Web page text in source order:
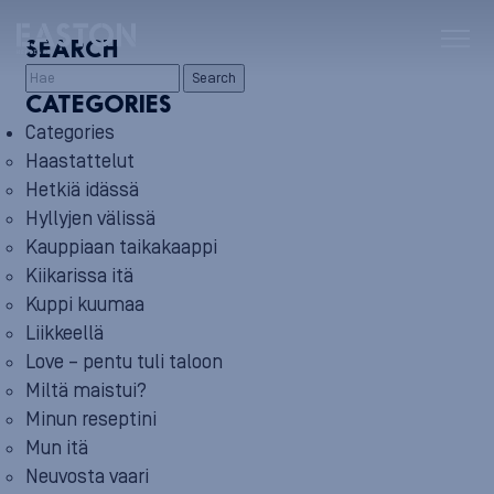
SEARCH
Search
CATEGORIES
Categories
Haastattelut
Hetkiä idässä
Hyllyjen välissä
Kauppiaan taikakaappi
Kiikarissa itä
Kuppi kuumaa
Liikkeellä
Love – pentu tuli taloon
Miltä maistui?
Minun reseptini
Mun itä
Neuvosta vaari